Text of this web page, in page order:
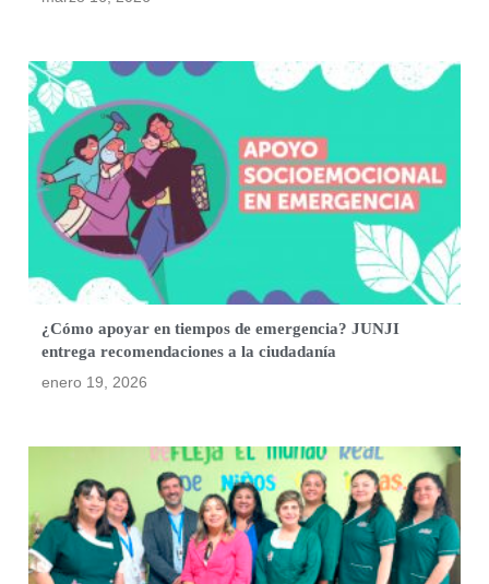
¿Cómo apoyar en tiempos de emergencia? JUNJI
entrega recomendaciones a la ciudadanía
enero 19, 2026